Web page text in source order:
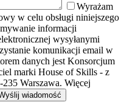
Wyrażam
w celu obsługi niniejszego
informacji
wysyłanymi
komunikacji email w
danych jest Konsorcjum
marki House of Skills - z
Warszawa. Więcej